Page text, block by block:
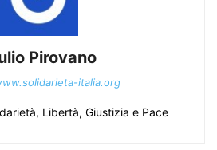
Pirovano
italia.org
Libertà, Giustizia e Pace